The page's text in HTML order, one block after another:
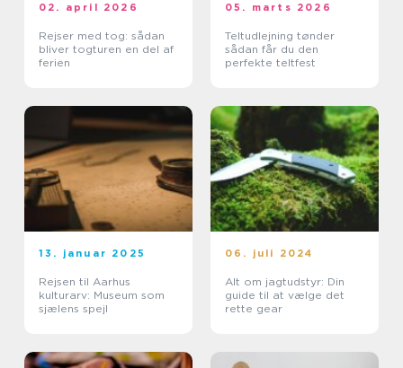
02. april 2026
Rejser med tog: sådan
bliver togturen en del af
ferien
05. marts 2026
Teltudlejning tønder
sådan får du den
perfekte teltfest
13. januar 2025
Rejsen til Aarhus
kulturarv: Museum som
sjælens spejl
06. juli 2024
Alt om jagtudstyr: Din
guide til at vælge det
rette gear